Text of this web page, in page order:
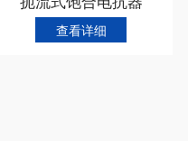
查看详细